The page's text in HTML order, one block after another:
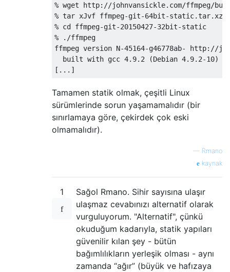
% wget http://johnvansickle.com/ffmpeg/
% tar xJvf ffmpeg-git-64bit-static.tar.xz
% cd ffmpeg-git-20150427-32bit-static
% ./ffmpeg
ffmpeg version N-45164-g46778ab- http://
  built with gcc 4.9.2 (Debian 4.9.2-10)
Tamamen statik olmak, çeşitli Linux
sürümlerinde sorun yaşamamalıdır (bir
sınırlamaya göre, çekirdek çok eski
olmamalıdır).
— Rmano
kaynak
1
Sağol Rmano. Sihir sayısına ulaşır
ulaşmaz cevabınızı alternatif olarak
vurguluyorum. "Alternatif", çünkü
okuduğum kadarıyla, statik yapıları
güvenilir kılan şey - bütün
bağımlılıkların yerleşik olması - aynı
zamanda “ağır” (büyük ve hafızaya